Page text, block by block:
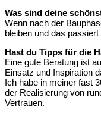
Was sind deine
Wenn nach der
bleiben und das passiert
Hast du Tipps für die
Eine gute Beratung ist
Einsatz und Inspiration
Ich habe in meiner fast
der Realisierung von
Vertrauen.